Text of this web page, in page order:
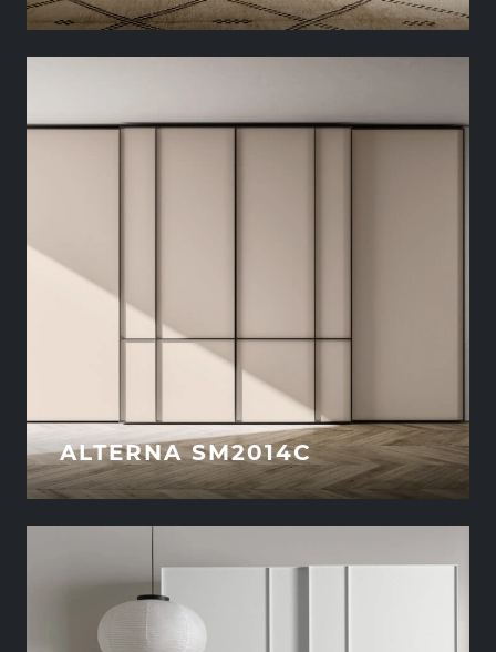
ALTERNA SM2014C